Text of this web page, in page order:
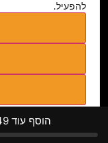
להפעיל.
הוסף עוד ₪149 למשלוח רשום מבוטח בחינם